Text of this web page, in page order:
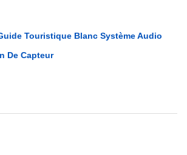
Touristique Blanc Système Audio
De Capteur